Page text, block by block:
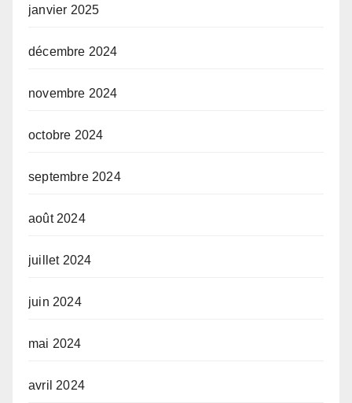
janvier 2025
décembre 2024
novembre 2024
octobre 2024
septembre 2024
août 2024
juillet 2024
juin 2024
mai 2024
avril 2024